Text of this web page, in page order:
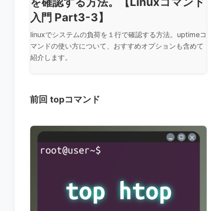
入門 Part3-3】
linuxでシステムの負荷を１行で確認する方法。uptimeコ
マンドの使い方について、おすすめオプションも含めて
紹介します。
前回 topコマンド